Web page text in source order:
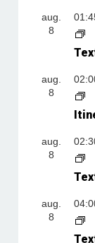
aug.
8
aug.
8
aug.
8
aug.
8